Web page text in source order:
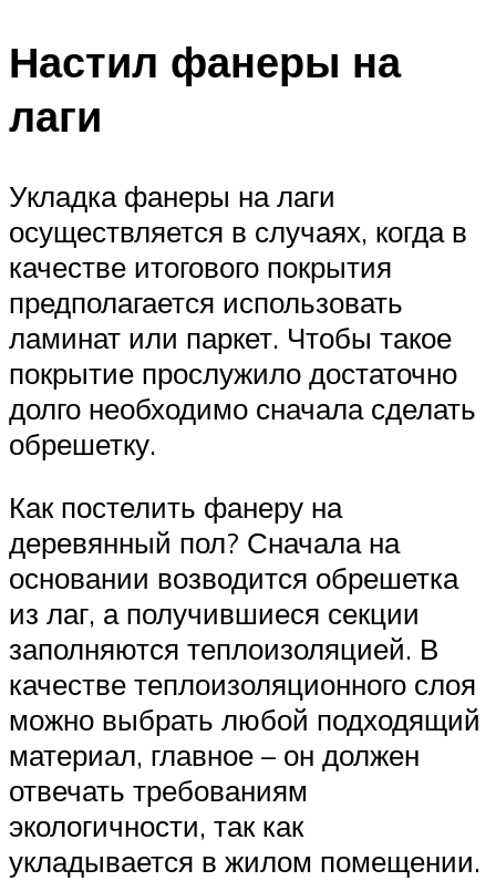
Настил фанеры на
лаги
Укладка фанеры на лаги
осуществляется в случаях, когда в
качестве итогового покрытия
предполагается использовать
ламинат или паркет. Чтобы такое
покрытие прослужило достаточно
долго необходимо сначала сделать
обрешетку.
Как постелить фанеру на
деревянный пол? Сначала на
основании возводится обрешетка
из лаг, а получившиеся секции
заполняются теплоизоляцией. В
качестве теплоизоляционного слоя
можно выбрать любой подходящий
материал, главное – он должен
отвечать требованиям
экологичности, так как
укладывается в жилом помещении.